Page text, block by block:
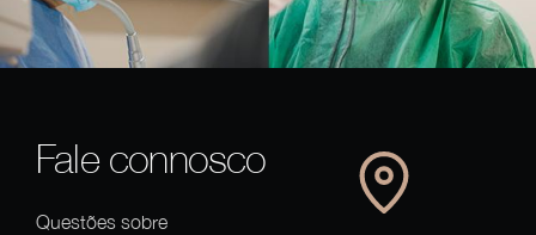
Fale connosco
Questões sobre